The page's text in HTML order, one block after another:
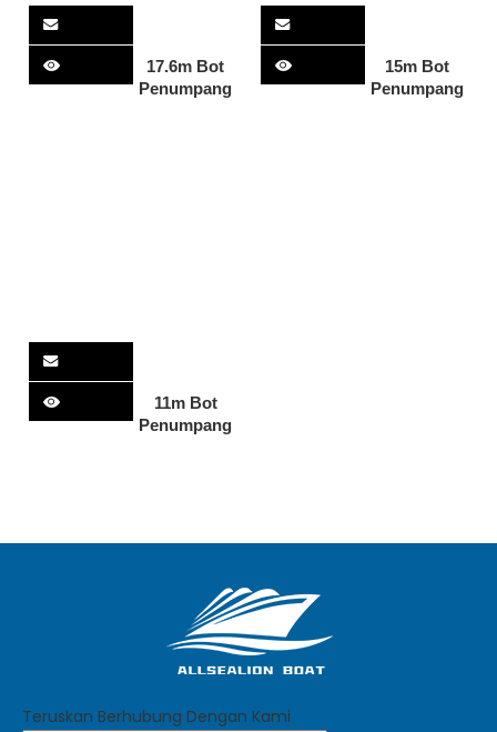
17.6m Bot
Penumpang
15m Bot
Penumpang
11m Bot
Penumpang
Teruskan Berhubung Dengan Kami